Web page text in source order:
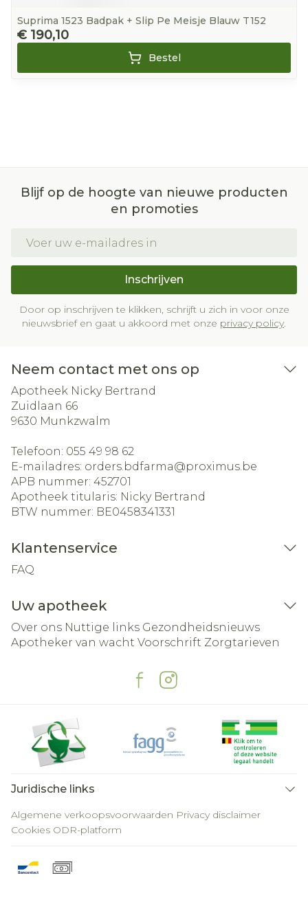
Suprima 1523 Badpak + Slip Pe Meisje Blauw T152
€ 190,10
Bestel
Blijf op de hoogte van nieuwe producten
en promoties
Inschrijven
Door op inschrijven te klikken, schrijft u zich in voor onze
nieuwsbrief en gaat u akkoord met onze privacy policy.
Neem contact met ons op
Apotheek Nicky Bertrand
Zuidlaan 66
9630 Munkzwalm
Telefoon: 055 49 98 62
E-mailadres: orders.bdfarma@proximus.be
APB nummer: 452701
Apotheek titularis: Nicky Bertrand
BTW nummer: BE0458341331
Klantenservice
FAQ
Uw apotheek
Over ons Nuttige links Gezondheidsnieuws
Apotheker van wacht Voorschrift Zorgtarieven
Juridische links
Algemene verkoopsvoorwaarden Privacy disclaimer
Cookies ODR-platform